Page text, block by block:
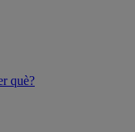
què?